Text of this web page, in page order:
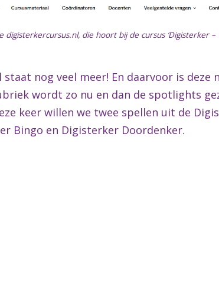
die hoort bij de cursus ‘Digisterker
nog veel meer! En daarvoor is deze
wordt zo nu en dan de spotlights
keer willen we twee spellen uit de
Bingo en Digisterker Doordenker.